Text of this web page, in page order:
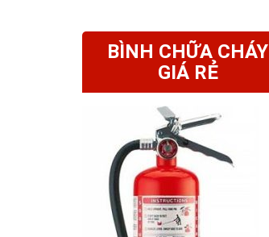
BÌNH CHỮA CHÁY
GIÁ RẺ